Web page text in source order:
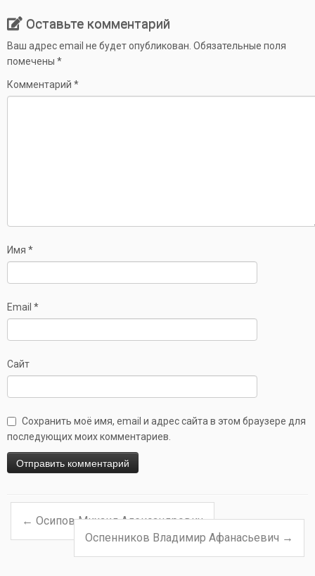
Оставьте комментарий
Ваш адрес email не будет опубликован. Обязательные поля
помечены *
Комментарий *
Имя *
Email *
Сайт
Сохранить моё имя, email и адрес сайта в этом браузере для
последующих моих комментариев.
Навигация по записям
← Осипов Михаил Александрович
Оспенников Владимир Афанасьевич →